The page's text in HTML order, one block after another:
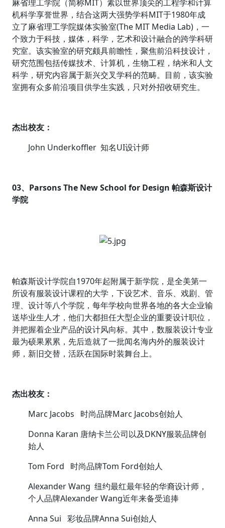
麻省理工学院（简称MIT）素以世界顶尖的工程学和计算
机科学享誉世界，结合这两大强势学科MIT于1980年成
立了麻省理工学院媒体实验室(The MIT Media Lab)，一
个致力于科技，媒体，科学，艺术和设计融合的跨学科研
究室。该实验室的研究颇具前瞻性，聚焦前沿科技设计，
研究范围包括传媒技术、计算机，生物工程，纳米和人文
科学，研究内容属于新兴交叉学科的范畴。目前，该实验
室拥有众多前沿项目供学生实践，只对外招收研究生。
杰出校友：
John Underkoffler 知名UI设计师
03、Parsons The New School for Design 帕森斯设计
学院
帕森斯设计学院自1970年起附属于新学院，是全美第一
所设有服装设计课程的大学，下设艺术、音乐、戏剧、管
理、设计等八个学院，每年学校向世界各地的各大企业输
送毕业生人才，他们大都担任大型企业的重要设计职位，
并把握着企业产品的设计风向标。其中，数服装设计专业
最为硕果累累，先后造就了一批闻名海内外的服装设计
师，新旧交替，活跃在国际时装舞台上。
杰出校友：
Marc Jacobs 时尚品牌Marc Jacobs创始人
Donna Karan 唐纳卡兰公司以及DKNY服装品牌创
始人
Tom Ford 时尚品牌Tom Ford创始人
Alexander Wang 纽约最红最年轻的华裔设计师，
个人品牌Alexander Wang近年来备受追捧
Anna Sui 彩妆品牌Anna Sui创始人